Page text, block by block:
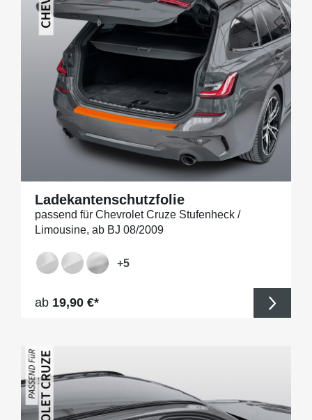
Ladekantenschutzfolie
passend für Chevrolet Cruze Stufenheck /
Limousine, ab BJ 08/2009
+5
Regulärer Preis:
ab 19,90 €*